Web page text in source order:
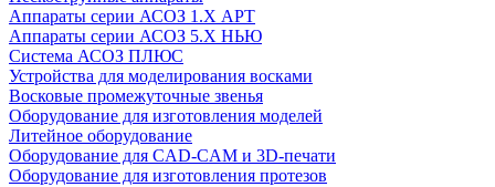
Аппараты серии АСОЗ 1.Х АРТ
Аппараты серии АСОЗ 5.Х НЬЮ
Система АСОЗ ПЛЮС
Устройства для моделирования восками
Восковые промежуточные звенья
Оборудование для изготовления моделей
Литейное оборудование
Оборудование для CAD-CAM и 3D-печати
Оборудование для изготовления протезов